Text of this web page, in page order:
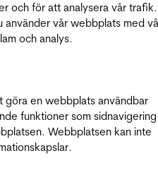
och för att analysera vår
använder vår webbplats med
och analys.
göra en webbplats användbar
funktioner som
Webbplatsen kan inte